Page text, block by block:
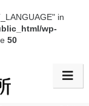
in
wp-
50